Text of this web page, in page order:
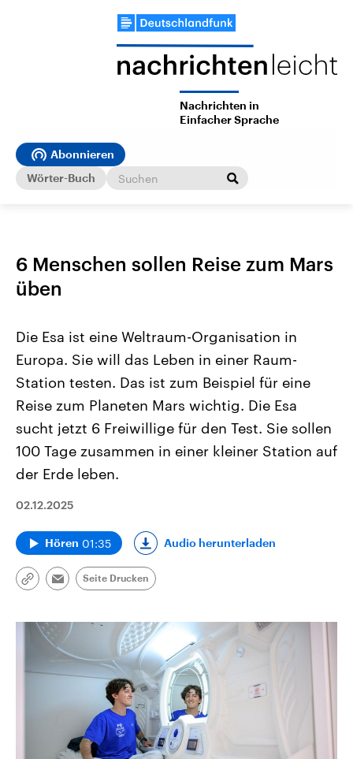
Nachrichten in
Einfacher Sprache
Abonnieren
Wörter-Buch
6 Menschen sollen Reise zum Mars
üben
Die Esa ist eine Weltraum-Organisation in
Europa. Sie will das Leben in einer Raum-
Station testen. Das ist zum Beispiel für eine
Reise zum Planeten Mars wichtig. Die Esa
sucht jetzt 6 Freiwillige für den Test. Sie sollen
100 Tage zusammen in einer kleiner Station auf
der Erde leben.
02.12.2025
Hören 01:35 Audio herunterladen
Link
Email
Seite Drucken